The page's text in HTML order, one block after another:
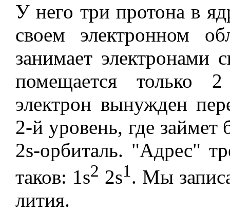
У него три протона в
своем электронном
занимает электронами
помещается только
электрон вынужден
2-й уровень, где
2s-орбиталь. "Адрес"
таков: 1s2 2s1. Мы
лития.